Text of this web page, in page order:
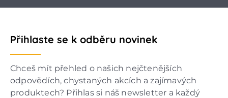
Přihlaste se k odběru novinek
Chceš mít přehled o našich nejčtenějších
odpovědích, chystaných akcích a zajímavých
produktech? Přihlas si náš newsletter a každý